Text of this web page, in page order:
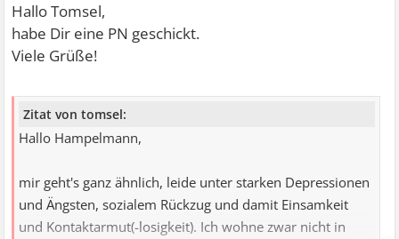
Hallo Tomsel,
habe Dir eine PN geschickt.
Viele Grüße!
Zitat von tomsel:
Hallo Hampelmann,
mir geht's ganz ähnlich, leide unter starken Depressionen
und Ängsten, sozialem Rückzug und damit Einsamkeit
und Kontaktarmut(-losigkeit). Ich wohne zwar nicht in